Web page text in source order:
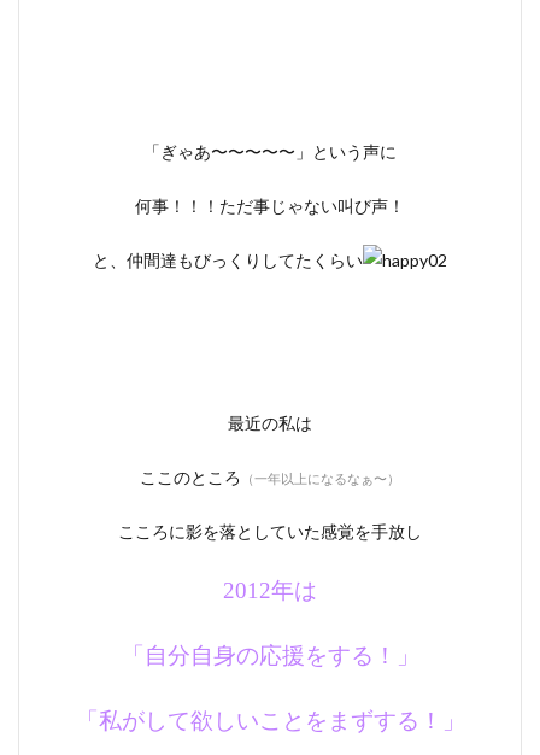
「ぎゃあ〜〜〜〜〜」という声に
何事！！！ただ事じゃない叫び声！
と、仲間達もびっくりしてたくらい
最近の私は
ここのところ （一年以上になるなぁ〜）
こころに影を落としていた感覚を手放し
2012年は
「自分自身の応援をする！」
「私がして欲しいことをまずする！」